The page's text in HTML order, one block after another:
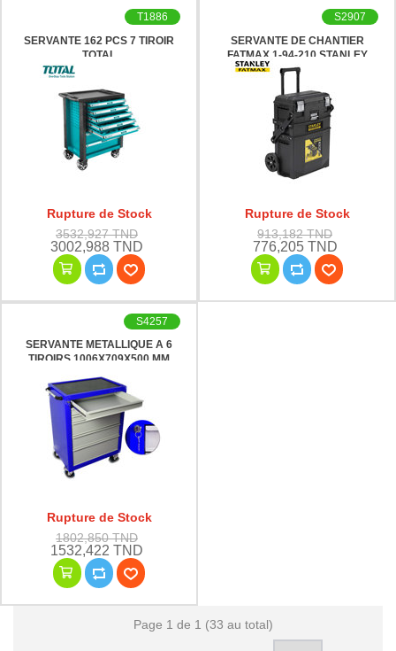
SERVANTE 162 PCS 7 TIROIR
TOTAL
T1886
Rupture de Stock
3532,927 TND
3002,988 TND
SERVANTE DE CHANTIER
FATMAX 1-94-210 STANLEY
S2907
Rupture de Stock
913,182 TND
776,205 TND
SERVANTE METALLIQUE A 6
TIROIRS 1006X709X500 MM
S4257
Rupture de Stock
1802,850 TND
1532,422 TND
Page 1 de 1 (33 au total)